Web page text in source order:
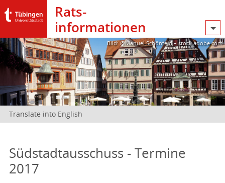
Rats­
informationen
Bild: @Manuel Schönfeld – stock.adobe.com
Translate into English
Südstadtausschuss - Termine
2017